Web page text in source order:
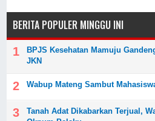
BERITA POPULER MINGGU INI
BPJS Kesehatan Mamuju
JKN
Wabup Mateng Sambut
Tanah Adat Dikabarkan Terjual,